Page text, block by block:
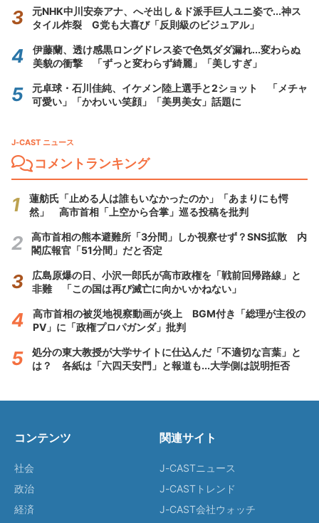
元NHK中川安奈アナ、へそ出し＆ド派手巨人ユニ姿で...神ス
タイル炸裂 G党も大喜び「反則級のビジュアル」
伊藤蘭、透け感黒ロングドレス姿で色気ダダ漏れ...変わらぬ
美貌の衝撃 「ずっと変わらず綺麗」「美しすぎ」
元卓球・石川佳純、イケメン陸上選手と2ショット 「メチャ
可愛い」「かわいい笑顔」「美男美女」話題に
J-CAST ニュース
コメントランキング
蓮舫氏「止める人は誰もいなかったのか」「あまりにも愕
然」 高市首相「上空から合掌」巡る投稿を批判
高市首相の熊本避難所「3分間」しか視察せず？SNS拡散 内
閣広報官「51分間」だと否定
広島原爆の日、小沢一郎氏が高市政権を「戦前回帰路線」と
非難 「この国は再び滅亡に向かいかねない」
高市首相の被災地視察動画が炎上 BGM付き「総理が主役の
PV」に「政権プロパガンダ」批判
処分の東大教授が大学サイトに仕込んだ「不適切な言葉」と
は？ 各紙は「六四天安門」と報道も...大学側は説明拒否
コンテンツ
社会
政治
経済
関連サイト
J-CASTニュース
J-CASTトレンド
J-CAST会社ウォッチ